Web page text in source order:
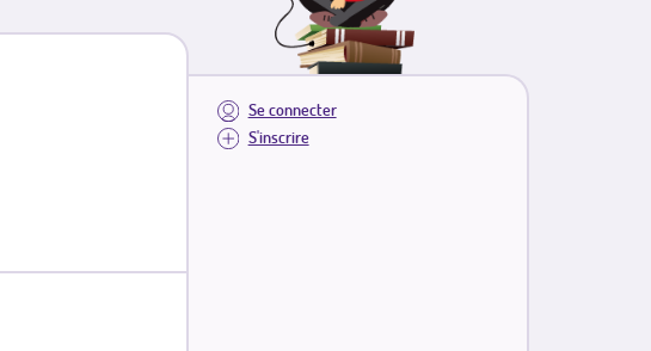
Se connecter
S'inscrire